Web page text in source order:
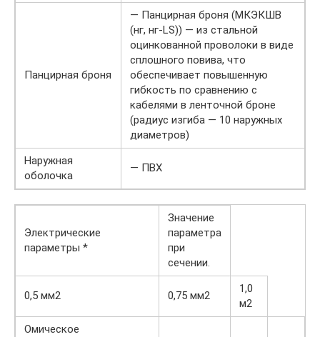
Панцирная броня
— Панцирная броня (МКЭКШВ
(нг, нг-LS)) — из стальной
оцинкованной проволоки в виде
сплошного повива, что
обеспечивает повышенную
гибкость по сравнению с
кабелями в ленточной броне
(радиус изгиба — 10 наружных
диаметров)
Наружная
оболочка
— ПВХ
Электрические
параметры *
Значение
параметра
при
сечении.
0,5 мм2 0,75 мм2
1,0
м2
Омическое